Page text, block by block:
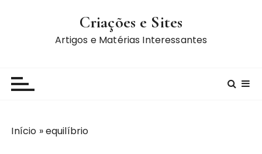
Criações e Sites
Artigos e Matérias Interessantes
Início »equilíbrio